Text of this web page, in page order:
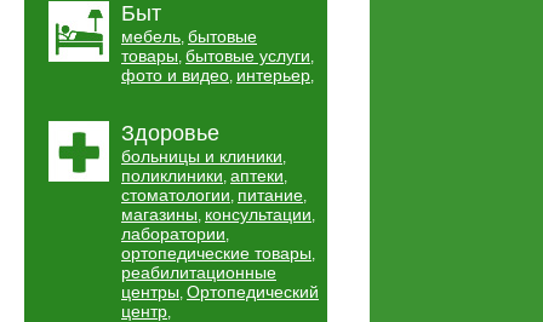
Быт
мебель, бытовые
товары, бытовые услуги,
фото и видео, интерьер,
Здоровье
больницы и клиники,
поликлиники, аптеки,
стоматологии, питание,
магазины, консультации,
лаборатории,
ортопедические товары,
реабилитационные
центры, Ортопедический
центр,